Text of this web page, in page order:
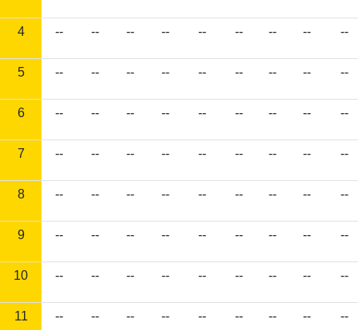
4 -- -- -- -- -- -- -- -- --
5 -- -- -- -- -- -- -- -- --
6 -- -- -- -- -- -- -- -- --
7 -- -- -- -- -- -- -- -- --
8 -- -- -- -- -- -- -- -- --
9 -- -- -- -- -- -- -- -- --
10 -- -- -- -- -- -- -- -- --
11 -- -- -- -- -- -- -- -- --